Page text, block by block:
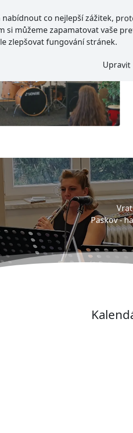
Paskov -
nabídnout co nejlepší zážitek,
si můžeme zapamatovat vaše
zlepšovat fungování stránek.
Upravit